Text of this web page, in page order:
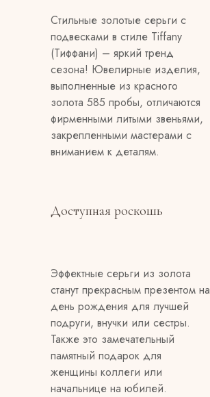
Стильные золотые серьги с
подвесками в стиле Tiffany
(Тиффани) – яркий тренд
сезона! Ювелирные изделия,
выполненные из красного
золота 585 пробы, отличаются
фирменными литыми звеньями,
закрепленными мастерами с
вниманием к деталям.
Доступная роскошь
Эффектные серьги из золота
станут прекрасным презентом на
день рождения для лучшей
подруги, внучки или сестры.
Также это замечательный
памятный подарок для
женщины коллеги или
начальнице на юбилей.